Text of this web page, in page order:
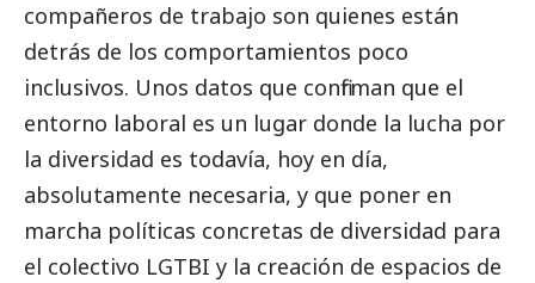
compañeros de trabajo son quienes están
detrás de los comportamientos poco
inclusivos. Unos datos que confirman que el
entorno laboral es un lugar donde la lucha por
la diversidad es todavía, hoy en día,
absolutamente necesaria, y que poner en
marcha políticas concretas de diversidad para
el colectivo LGTBI y la creación de espacios de